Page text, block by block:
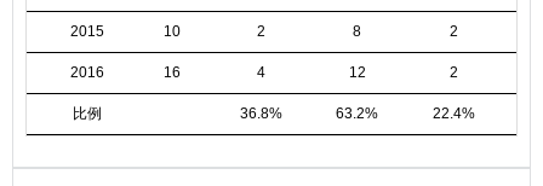
2015 10 2 8 2
2016 16 4 12 2
比例 36.8% 63.2% 22.4%